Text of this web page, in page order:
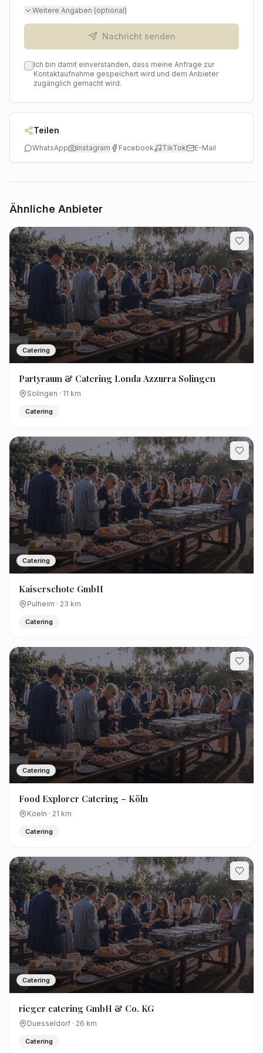
Revue passieren lassen und sich ganz auf das Feiern
Weitere Angaben (optional)
Nachricht senden
Ich bin damit einverstanden, dass meine Anfrage zur
Kontaktaufnahme gespeichert wird und dem Anbieter
zugänglich gemacht wird.
Teilen
WhatsApp Instagram Facebook TikTok E-Mail
Ähnliche Anbieter
Catering
Partyraum & Catering Londa Azzurra Solingen
Solingen · 11 km
Catering
Catering
Kaiserschote GmbH
Pulheim · 23 km
Catering
Catering
Food Explorer Catering – Köln
Koeln · 21 km
Catering
Catering
rieger catering GmbH & Co. KG
Duesseldorf · 26 km
Catering